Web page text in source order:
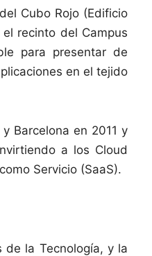
Cubo Rojo (Edificio
recinto del Campus
para presentar de
en el tejido
Barcelona en 2011 y
a los Cloud
Servicio (SaaS).
de la Tecnología, y la